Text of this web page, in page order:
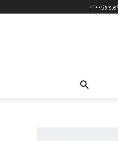
اورولوژیست